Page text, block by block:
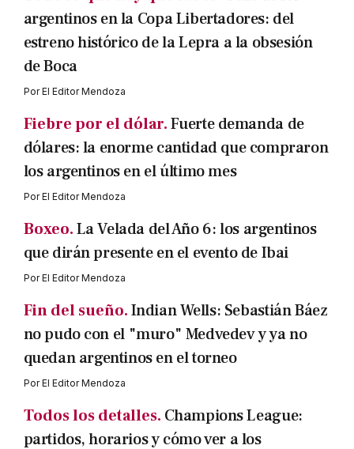
argentinos en la Copa Libertadores: del
estreno histórico de la Lepra a la obsesión
de Boca
PorEl Editor Mendoza
Fiebre por el dólar.Fuerte demanda de
dólares: la enorme cantidad que compraron
los argentinos en el último mes
PorEl Editor Mendoza
Boxeo.La Velada del Año 6: los argentinos
que dirán presente en el evento de Ibai
PorEl Editor Mendoza
Fin del sueño.Indian Wells: Sebastián Báez
no pudo con el "muro" Medvedev y ya no
quedan argentinos en el torneo
PorEl Editor Mendoza
Todos los detalles. Champions League:
partidos, horarios y cómo ver a los